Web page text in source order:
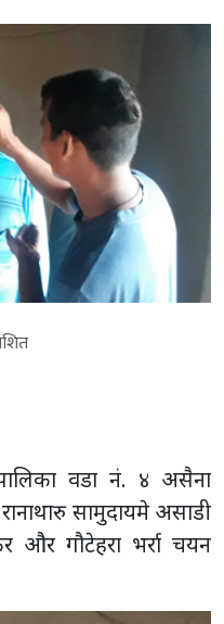
वडा नं. ४ असैना
सामुदायमे असाडी
गौटेहरा भर्रा चयन